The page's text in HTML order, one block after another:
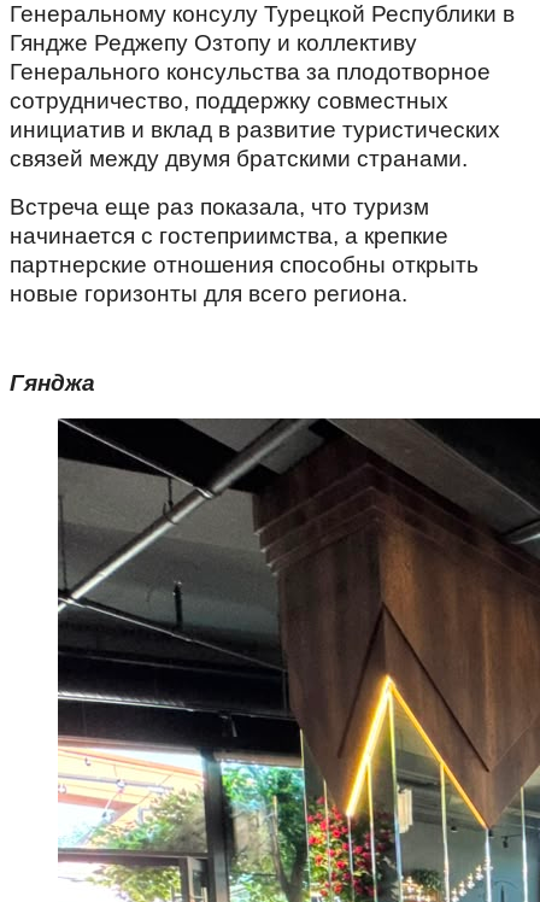
Генеральному консулу Турецкой Республики в
Гяндже Реджепу Озтопу и коллективу
Генерального консульства за плодотворное
сотрудничество, поддержку совместных
инициатив и вклад в развитие туристических
связей между двумя братскими странами.
Встреча еще раз показала, что туризм
начинается с гостеприимства, а крепкие
партнерские отношения способны открыть
новые горизонты для всего региона.
Гянджа